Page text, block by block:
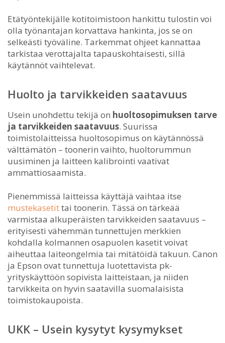
Etätyöntekijälle kotitoimistoon hankittu tulostin voi
olla työnantajan korvattava hankinta, jos se on
selkeästi työväline. Tarkemmat ohjeet kannattaa
tarkistaa verottajalta tapauskohtaisesti, sillä
käytännöt vaihtelevat.
Huolto ja tarvikkeiden saatavuus
Usein unohdettu tekijä on huoltosopimuksen tarve
ja tarvikkeiden saatavuus. Suurissa
toimistolaitteissa huoltosopimus on käytännössä
välttämätön – toonerin vaihto, huoltorummun
uusiminen ja laitteen kalibrointi vaativat
ammattiosaamista.
Pienemmissä laitteissa käyttäjä vaihtaa itse
mustekasetittai toonerin. Tässä on tärkeää
varmistaa alkuperäisten tarvikkeiden saatavuus –
erityisesti vähemmän tunnettujen merkkien
kohdalla kolmannen osapuolen kasetit voivat
aiheuttaa laiteongelmia tai mitätöidä takuun. Canon
ja Epson ovat tunnettuja luotettavista pk-
yrityskäyttöön sopivista laitteistaan, ja niiden
tarvikkeita on hyvin saatavilla suomalaisista
toimistokaupoista.
UKK – Usein kysytyt kysymykset